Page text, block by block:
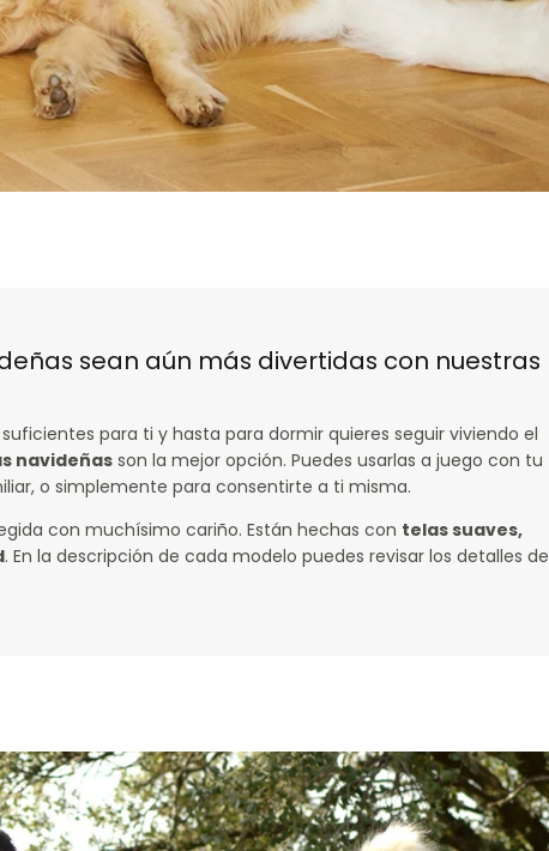
sean aún más divertidas con nuestras
para ti y hasta para dormir quieres seguir viviendo el
navideñas son la mejor opción. Puedes usarlas a juego con tu
o simplemente para consentirte a ti misma.
con muchísimo cariño. Están hechas con telas suaves,
. En la descripción de cada modelo puedes revisar los detalles de